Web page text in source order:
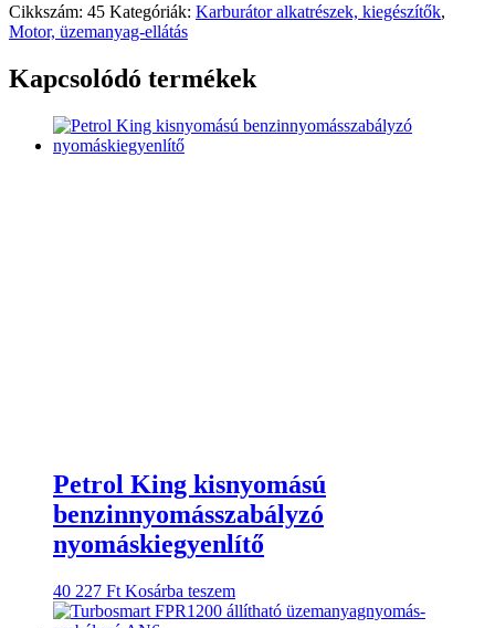
Cikkszám: 45 Kategóriák: Karburátor alkatrészek, kiegészítők,
Motor, üzemanyag-ellátás
Kapcsolódó termékek
Petrol King kisnyomású
benzinnyomásszabályzó
nyomáskiegyenlítő
40 227 Ft Kosárba teszem